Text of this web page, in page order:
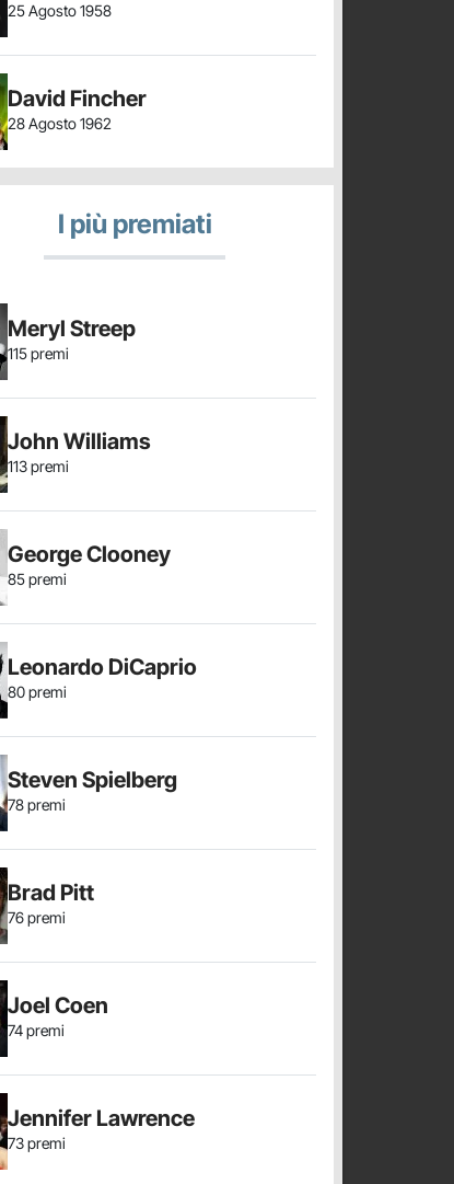
25 Agosto 1958
David Fincher
28 Agosto 1962
I più premiati
Meryl Streep
115 premi
John Williams
113 premi
George Clooney
85 premi
Leonardo DiCaprio
80 premi
Steven Spielberg
78 premi
Brad Pitt
76 premi
Joel Coen
74 premi
Jennifer Lawrence
73 premi